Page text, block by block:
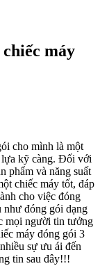
máy
cho mình là một
lựa kỹ càng. Đối với
phẩm và năng suất
chiếc máy tốt, đáp
cho việc đóng
như đóng gói dạng
mọi người tin tưởng
máy đóng gói 3
sự ưu ái đến
tin sau đây!!!